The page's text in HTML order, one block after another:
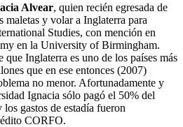
Alvear, quien recién egresada de
maletas y volar a Inglaterra para
Studies, con mención en
en la University of Birmingham.
Inglaterra es uno de los países más
que en ese entonces (2007)
no menor. Afortunadamente y
Ignacia sólo pagó el 50% del
gastos de estadía fueron
CORFO.